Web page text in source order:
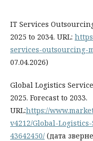
IT Services
2025 to 2034. URL:
services-outsourcing-
07.04.2026)
Global Logistics
2025. Forecast to 2033.
URL:https://
v4212/Global-
43642450/ (дата